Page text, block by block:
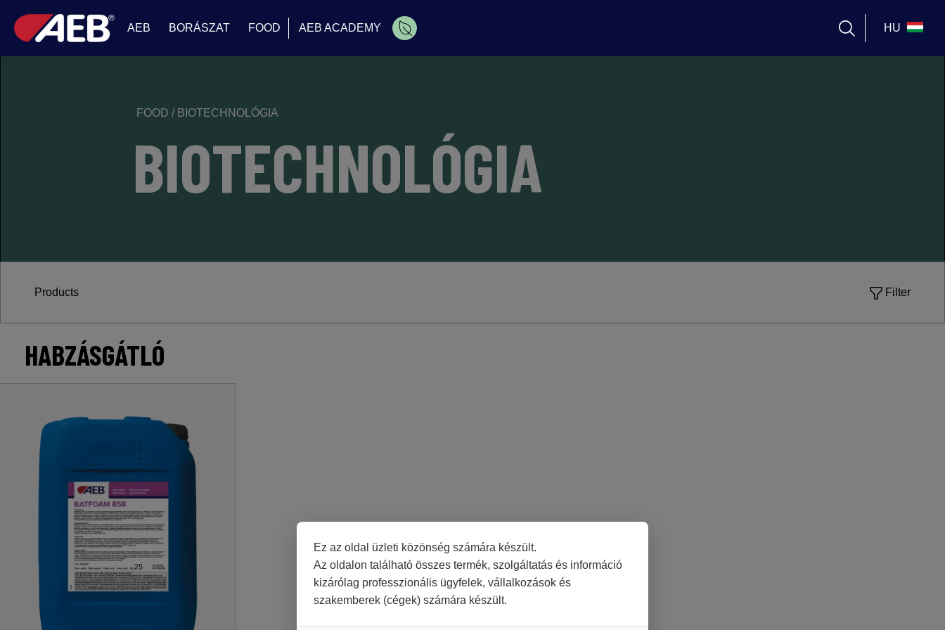
Ez az oldal üzleti közönség számára készült.
Az oldalon található összes termék, szolgáltatás és információ
kizárólag professzionális ügyfelek, vállalkozások és
szakemberek (cégek) számára készült.
AEB BORÁSZAT FOOD AEB ACADEMY HU
FOOD / BIOTECHNOLÓGIA
BIOTECHNOLÓGIA
Products Filter
HABZÁSGÁTLÓ